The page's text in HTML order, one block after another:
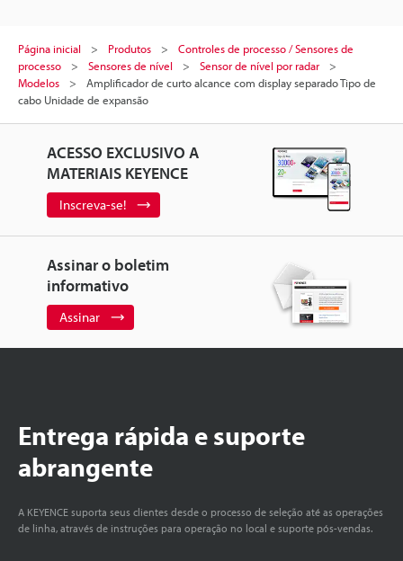
Página inicial Produtos
Controles de processo / Sensores de
processo
Sensores de nível
Sensor de nível por radar
Modelos
Amplificador de curto alcance com display separado Tipo de
cabo Unidade de expansão
ACESSO EXCLUSIVO A
MATERIAIS KEYENCE
Inscreva-se!
Assinar o boletim
informativo
Assinar
Entrega rápida e suporte
abrangente
A KEYENCE suporta seus clientes desde o processo de seleção até as operações
de linha, através de instruções para operação no local e suporte pós-vendas.